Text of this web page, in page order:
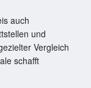
auch
und
Vergleich
schafft